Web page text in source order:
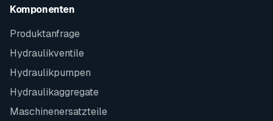
Komponenten
Produktanfrage
Hydraulikventile
Hydraulikpumpen
Hydraulikaggregate
Maschinenersatzteile